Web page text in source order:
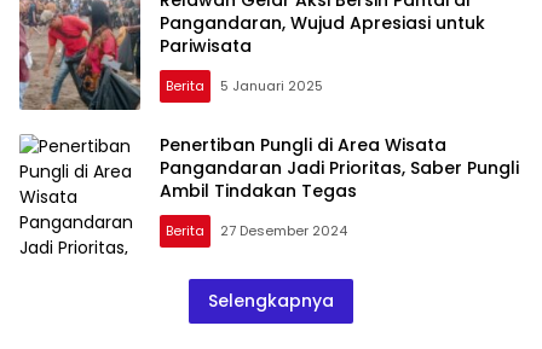
Pangandaran, Wujud Apresiasi untuk
Pariwisata
Berita 5 Januari 2025
Penertiban Pungli di Area Wisata
Pangandaran Jadi Prioritas, Saber Pungli
Ambil Tindakan Tegas
Berita 27 Desember 2024
Selengkapnya